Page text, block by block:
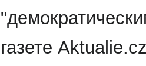
газете